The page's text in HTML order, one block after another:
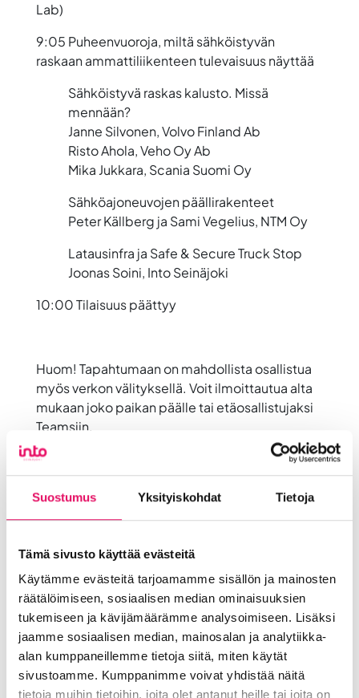
Suostumus Yksityiskohdat Tietoja
Tämä sivusto käyttää evästeitä
Käytämme evästeitä tarjoamamme sisällön ja mainosten
räätälöimiseen, sosiaalisen median ominaisuuksien
tukemiseen ja kävijämäärämme analysoimiseen. Lisäksi
jaamme sosiaalisen median, mainosalan ja analytiikka-
alan kumppaneillemme tietoja siitä, miten käytät
sivustoamme. Kumppanimme voivat yhdistää näitä
tietoja muihin tietoihin, joita olet antanut heille tai joita on
Lab)
9:05 Puheenvuoroja, miltä sähköistyvän
raskaan ammattiliikenteen tulevaisuus näyttää
Sähköistyvä raskas kalusto. Missä
mennään?
Janne Silvonen, Volvo Finland Ab
Risto Ahola, Veho Oy Ab
Mika Jukkara, Scania Suomi Oy
Sähköajoneuvojen päällirakenteet
Peter Källberg ja Sami Vegelius, NTM Oy
Latausinfra ja Safe & Secure Truck Stop
Joonas Soini, Into Seinäjoki
10:00 Tilaisuus päättyy
Huom! Tapahtumaan on mahdollista osallistua
myös verkon välityksellä. Voit ilmoittautua alta
mukaan joko paikan päälle tai etäosallistujaksi
Teamsiin.
Jaa artikkeli
Siirry Uutiset-sivulle
Uutiskategoriat
Blogi Digitalisaatio
Ekosysteemi
Into työpaikkana
Kansainvälistyminen
Liikeidea ja yrityksen perustaminen
Liiketoiminnan valmennukset
Sijoittuminen Seinäjoelle
Startup-yrittäjyys
Tallenteet
Tapahtumat
Töihin Seinäjoelle